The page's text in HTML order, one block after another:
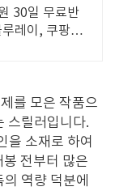
30일 무료반
레이, 쿠팡에
를 모은 작품으
스릴러입니다.
을 소재로 하여
전부터 많은
역량 덕분에